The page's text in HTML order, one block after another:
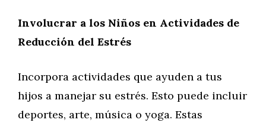
Involucrar a los Niños en Actividades de
Reducción del Estrés
Incorpora actividades que ayuden a tus
hijos a manejar su estrés. Esto puede incluir
deportes, arte, música o yoga. Estas